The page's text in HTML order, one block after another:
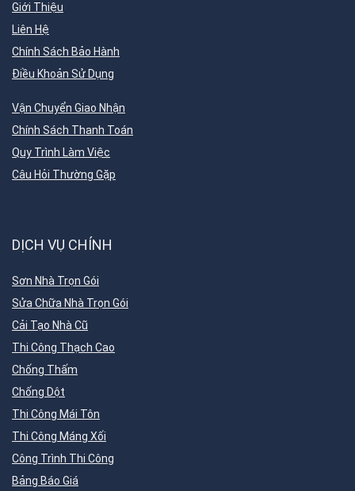
Giới Thiệu
Liên Hệ
Chính Sách Bảo Hành
Điều Khoản Sử Dụng
Vận Chuyển Giao Nhận
Chính Sách Thanh Toán
Quy Trình Làm Việc
Câu Hỏi Thường Gặp
DỊCH VỤ CHÍNH
Sơn Nhà Trọn Gói
Sửa Chữa Nhà Trọn Gói
Cải Tạo Nhà Cũ
Thi Công Thạch Cao
Chống Thấm
Chống Dột
Thi Công Mái Tôn
Thi Công Máng Xối
Công Trình Thi Công
Bảng Báo Giá